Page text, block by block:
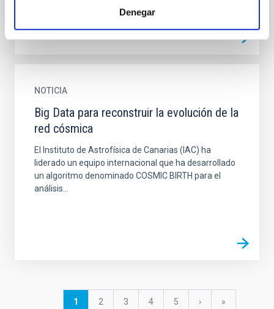
Denegar
NOTICIA
Big Data para reconstruir la evolución de la
red cósmica
El Instituto de Astrofísica de Canarias (IAC) ha
liderado un equipo internacional que ha desarrollado
un algoritmo denominado COSMIC BIRTH para el
análisis...
Página
1 Página
2 Página
3 Página
4 Página
5
Siguiente
›
última
»